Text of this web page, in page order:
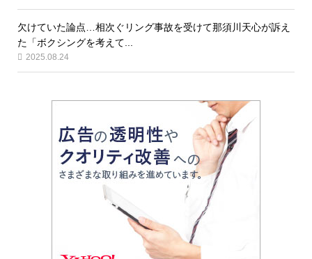
欠けていた論点…相次ぐリング事故を受けて那須川天心が訴え
た「ボクシングを考えて...
2025.08.24